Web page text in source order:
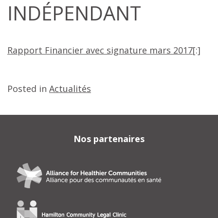
INDÉPENDANT
Rapport Financier avec signature mars 2017[:]
Posted in Actualités
Nos partenaires